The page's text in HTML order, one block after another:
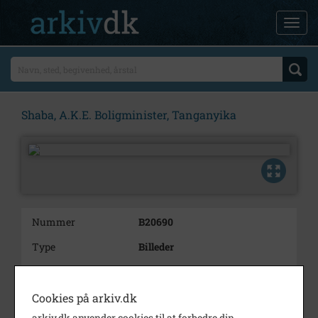
Shaba, A.K.E. Boligminister, Tanganyika
Nummer
B20690
Type
Billeder
Bemærkning
24 negativer.
Cookies på arkiv.dk